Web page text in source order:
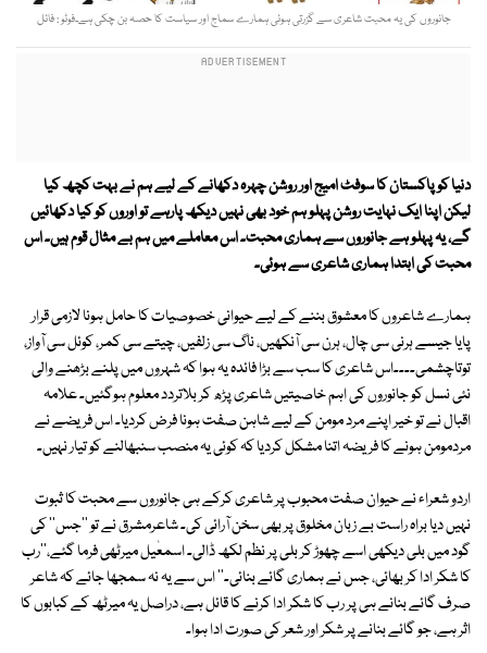
جانوروں کی یہ محبت شاعری سے گزرتی ہوئی ہمارے سماج اور سیاست کا حصہ بن چکی ہے۔فوٹو : فائل
دنیا کو پاکستان کا سوفٹ امیج اور روشن چہرہ دکھانے کے لیے ہم نے بہت کچھ کیا
لیکن اپنا ایک نہایت روشن پہلو ہم خود بھی نہیں دیکھ پارہے تو اوروں کو کیا دکھائیں
گے، یہ پہلو ہے جانوروں سے ہماری محبت۔ اس معاملے میں ہم بے مثال قوم ہیں۔ اس
محبت کی ابتدا ہماری شاعری سے ہوئی۔
ہمارے شاعروں کا معشوق بننے کے لیے حیوانی خصوصیات کا حامل ہونا لازمی قرار
پایا جیسے ہرنی سی چال، ہرن سی آنکھیں، ناگ سی زلفیں، چیتے سی کمر، کوئل سی آواز،
توتاچشمی۔۔۔۔اس شاعری کا سب سے بڑا فائدہ یہ ہوا کہ شہروں میں پلنے بڑھنے والی
نئی نسل کو جانوروں کی اہم خاصیتیں شاعری پڑھ کر بلاتردد معلوم ہوگئیں۔ علامہ
اقبال نے تو خیر اپنے مرد مومن کے لیے شاہن صفت ہونا فرض کردیا۔ اس فریضے نے
مردمومن ہونے کا فریضہ اتنا مشکل کردیا کہ کوئی یہ منصب سنبھالنے کو تیار نہیں۔
اردو شعراء نے حیوان صفت محبوب پر شاعری کرکے ہی جانوروں سے محبت کا ثبوت
نہیں دیا براہ راست بے زبان مخلوق پر بھی سخن آرائی کی۔ شاعرمشرق نے تو ''جس'' کی
گود میں بلی دیکھی اسے چھوڑ کر بلی پر نظم لکھ ڈالی۔ اسمعٰیل میرٹھی فرما گئے،''رب
کا شکر ادا کر بھائی، جس نے ہماری گائے بنائی۔'' اس سے یہ نہ سمجھا جائے کہ شاعر
صرف گائے بنانے ہی پر رب کا شکر ادا کرنے کا قائل ہے، دراصل یہ میرٹھ کے کبابوں کا
اثر ہے، جو گائے بنانے پر شکر اور شعر کی صورت ادا ہوا۔